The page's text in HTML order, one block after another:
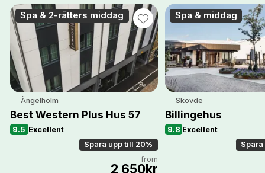
Spa & 2-rätters middag
Ängelholm
Best Western Plus Hus 57
9.5 Excellent
Spara upp till 20%
from
2 650kr
Spa & middag
Skövde
Billingehus
9.8 Excellent
Spara